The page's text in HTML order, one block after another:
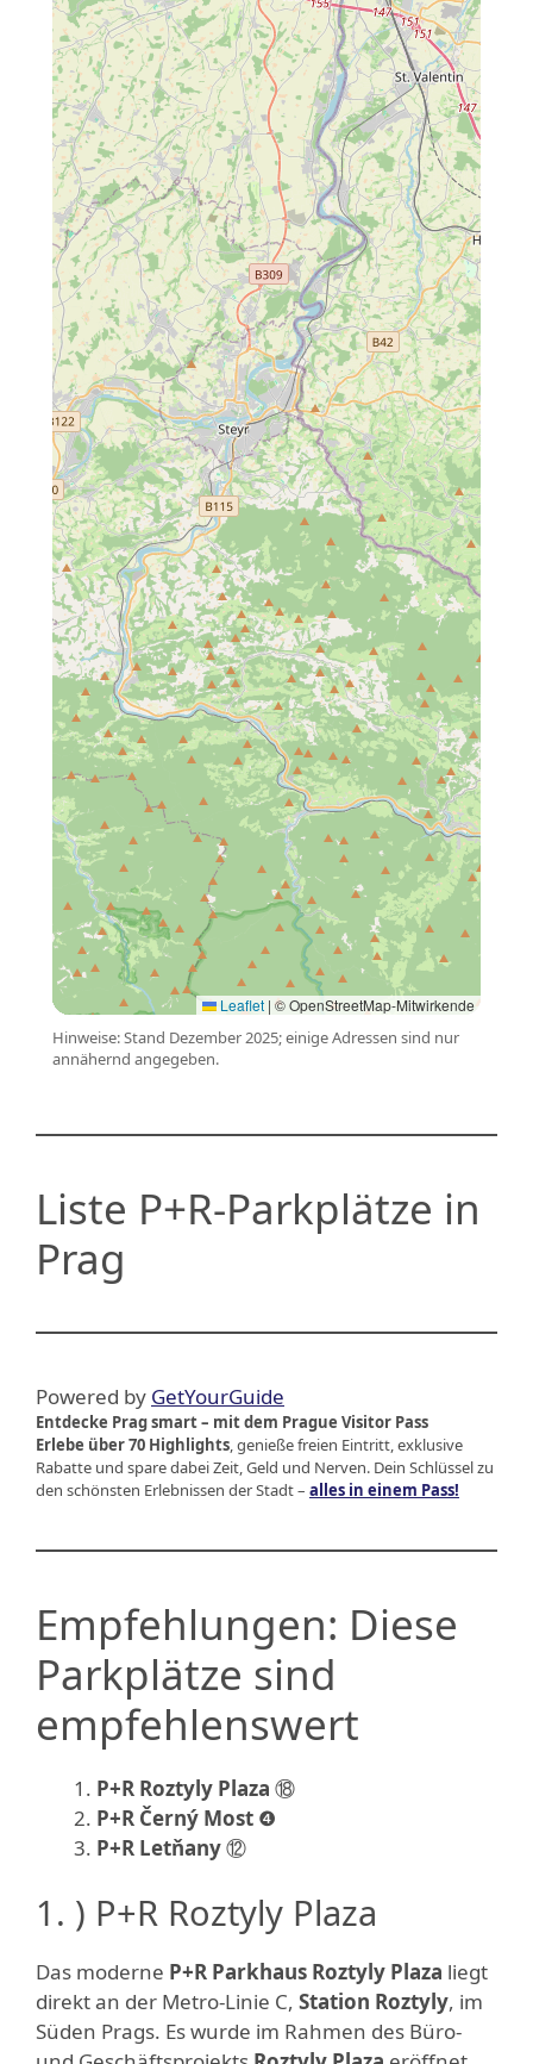
Leaflet | © OpenStreetMap-Mitwirkende
Hinweise: Stand Dezember 2025; einige Adressen sind nur
annähernd angegeben.
Liste P+R-Parkplätze in
Prag
Powered by GetYourGuide
Entdecke Prag smart – mit dem Prague Visitor Pass
Erlebe über 70 Highlights, genieße freien Eintritt, exklusive
Rabatte und spare dabei Zeit, Geld und Nerven. Dein Schlüssel zu
den schönsten Erlebnissen der Stadt – alles in einem Pass!
Empfehlungen: Diese
Parkplätze sind
empfehlenswert
P+R Roztyly Plaza ⑱
P+R Černý Most ❹
P+R Letňany⑫
1. ) P+R Roztyly Plaza
Das moderne P+R Parkhaus Roztyly Plaza liegt
direkt an der Metro-Linie C, Station Roztyly, im
Süden Prags. Es wurde im Rahmen des Büro-